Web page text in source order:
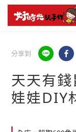
分享到
天天有
娃娃DIY